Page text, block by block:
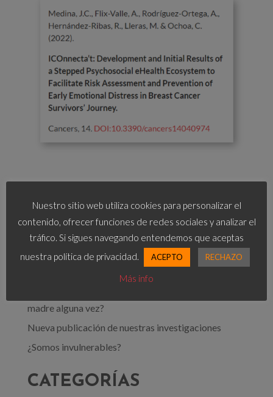
BUSCAR
POST RECIENTES
madre alguna vez?
Nueva publicación de nuestras investigaciones
¿Somos invulnerables?
CATEGORÍAS
Nuestro sitio web utiliza cookies para personalizar el
contenido, ofrecer funciones de redes sociales y analizar el
tráfico. Si sigues navegando entendemos que aceptas
nuestra política de privacidad.
ACEPTO RECHAZO
Más info